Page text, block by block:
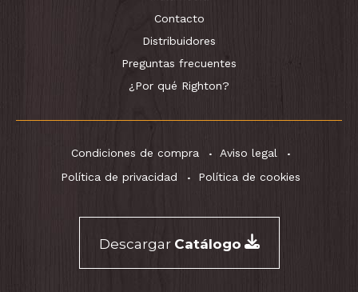
Contacto
Distribuidores
Preguntas frecuentes
¿Por qué Righton?
Condiciones de compra
Aviso legal
Política de privacidad
Política de cookies
Descargar Catálogo